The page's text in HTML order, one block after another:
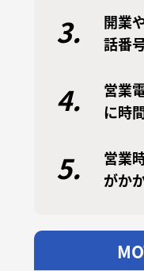
3.
開業
話番
4.
営業
に時
5.
営業
がか